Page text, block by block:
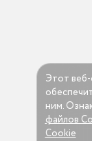
Этот
ним.
файлов
Cookie